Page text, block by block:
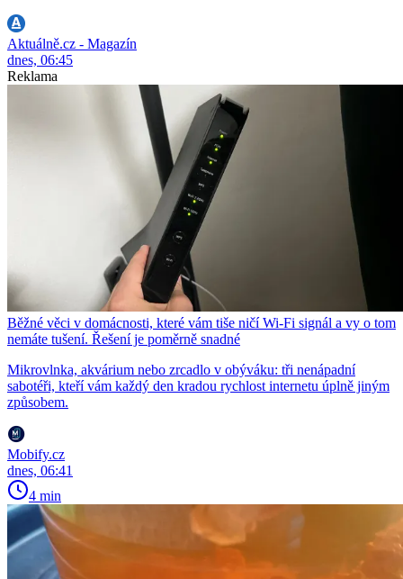
Aktuálně.cz - Magazín
dnes, 06:45
Reklama
Běžné věci v domácnosti, které vám tiše ničí Wi-Fi signál a vy o tom
nemáte tušení. Řešení je poměrně snadné
Mikrovlnka, akvárium nebo zrcadlo v obýváku: tři nenápadní
sabotéři, kteří vám každý den kradou rychlost internetu úplně jiným
způsobem.
Mobify.cz
dnes, 06:41
4 min